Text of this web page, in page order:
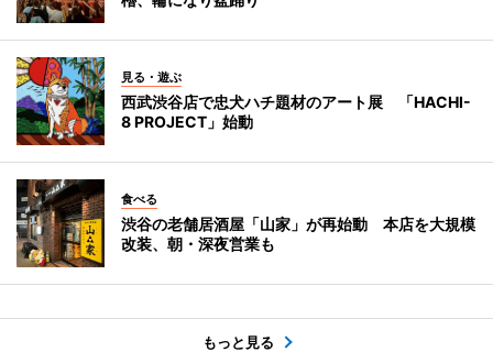
見る・遊ぶ
西武渋谷店で忠犬ハチ題材のアート展 「HACHI-
8 PROJECT」始動
食べる
渋谷の老舗居酒屋「山家」が再始動 本店を大規模
改装、朝・深夜営業も
もっと見る